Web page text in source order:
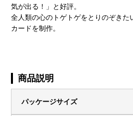
気が出る！」と好評。
全人類の心のトゲトゲをとりのぞきた
カードを制作。
商品説明
パッケージサイズ